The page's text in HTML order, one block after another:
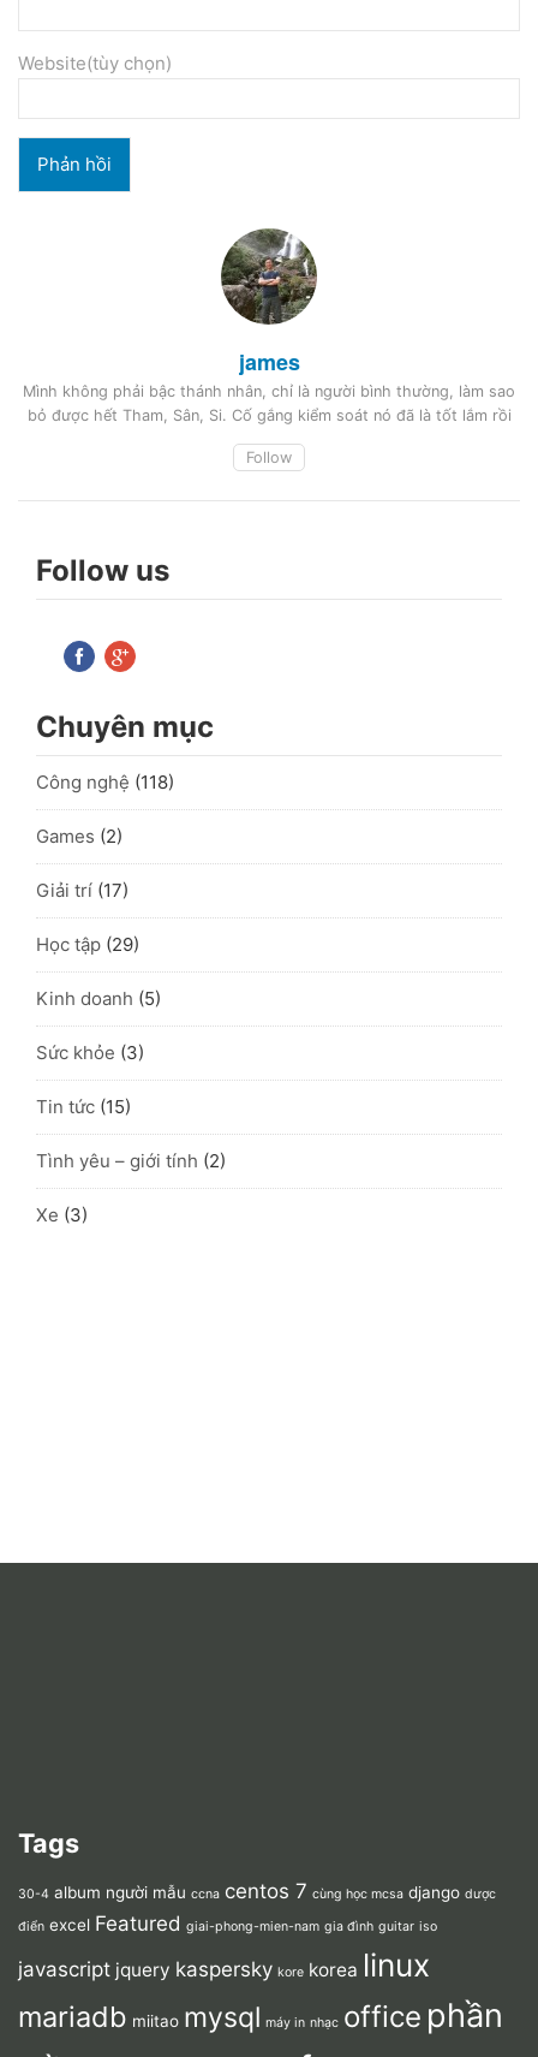
Website(tùy chọn)
james
Mình không phải bậc thánh nhân, chỉ là người bình thường, làm sao
bỏ được hết Tham, Sân, Si. Cố gắng kiểm soát nó đã là tốt lắm rồi
Follow
Follow us
Chuyên mục
Công nghệ (118)
Games (2)
Giải trí (17)
Học tập (29)
Kinh doanh (5)
Sức khỏe (3)
Tin tức (15)
Tình yêu – giới tính (2)
Xe (3)
Tags
30-4 album người mẫu ccna centos 7 cùng học mcsa django dược
điển excel Featured giai-phong-mien-nam gia đình guitar iso
javascript jquery kaspersky kore korea linux
mariadb miitao mysql máy in nhạc office phần